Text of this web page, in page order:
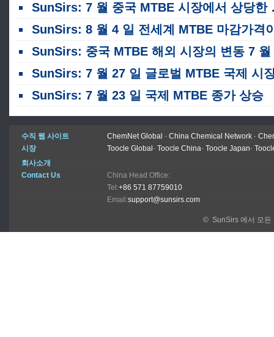
SunSirs: 7 월 중국 MTBE 시장에서 상당한 상승
SunSirs: 8 월 4 일 전세계 MTBE 마감가격이 하
SunSirs: 중국 MTBE 해외 시장의 변동 7 월 29 일 종
SunSirs: 7 월 27 일 글로벌 MTBE 국제 시장 가격 하
SunSirs: 7 월 23 일 국제 MTBE 종가 상승
수직 웹 사이트 ChemNet Global - China Chemical Network -
시장
Toocle Global - Toocle China- Toocle Japan-
회사소개
Contact Us
China Head Office:
Tel:+86 571 87759010
Email:support@sunsirs.com
© SunSirs 에서 모